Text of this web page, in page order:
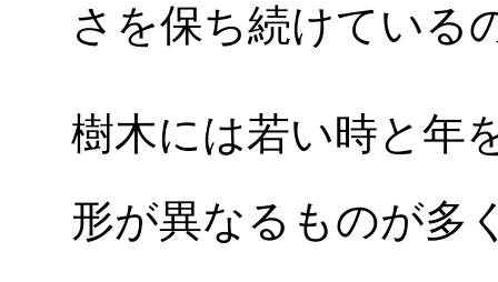
さを保ち続けている
樹木には若い時と年
形が異なるものが多